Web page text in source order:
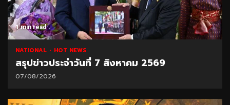
1 min read
NATIONAL HOT NEWS
สรุปข่าวประจำวันที่ 7 สิงหาคม 2569
07/08/2026